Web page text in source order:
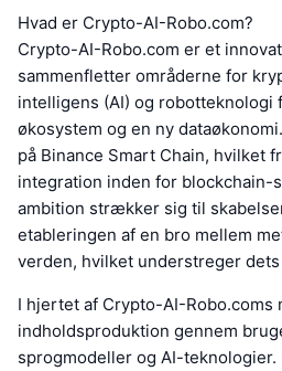
Hvad er Crypto-AI-Robo.com?
Crypto-AI-Robo.com er et
sammenfletter områderne for
intelligens (AI) og robotteknologi
økosystem og en ny
på Binance Smart Chain, hvilket
integration inden for
ambition strækker sig til
etableringen af en bro mellem
verden, hvilket understreger
I hjertet af Crypto-AI-Robo.coms
indholdsproduktion gennem
sprogmodeller og AI-